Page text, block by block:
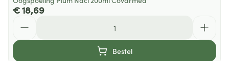
€ 18,69
Bestel